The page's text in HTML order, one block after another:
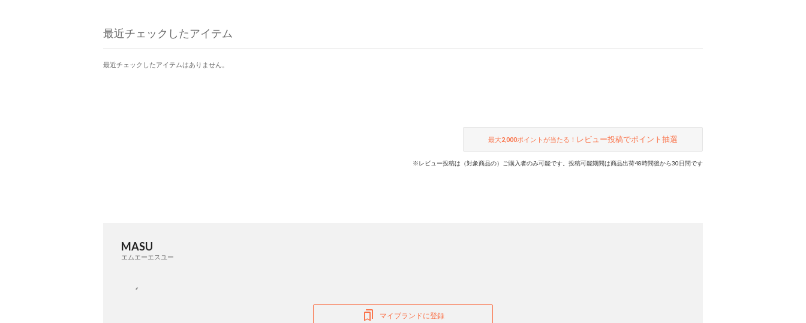
最近チェックしたアイテム
最近チェックしたアイテムはありません。
最大2,000ポイントが当たる！ レビュー投稿でポイント抽選
※レビュー投稿は（対象商品の）ご購入者のみ可能です。投稿可能期間は商品出荷48時間後から30日間です
MASU
エムエーエスユー
マイブランドに登録